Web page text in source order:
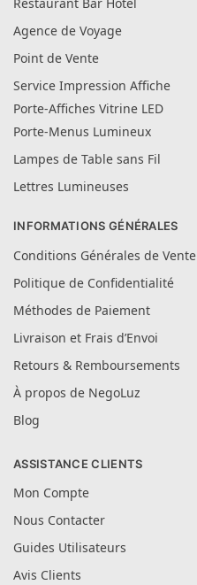
Agence de Voyage
Point de Vente
Service Impression Affiche
Porte-Affiches Vitrine LED
Porte-Menus Lumineux
Lampes de Table sans Fil
Lettres Lumineuses
INFORMATIONS GÉNÉRALES
Conditions Générales de Vente
Politique de Confidentialité
Méthodes de Paiement
Livraison et Frais d’Envoi
Retours & Remboursements
À propos de NegoLuz
Blog
ASSISTANCE CLIENTS
Mon Compte
Nous Contacter
Guides Utilisateurs
Avis Clients